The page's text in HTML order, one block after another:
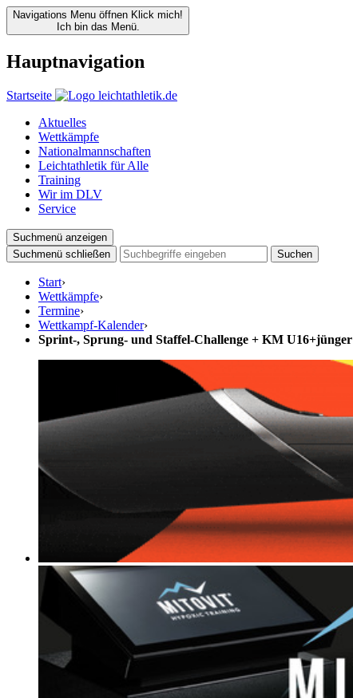
Navigations Menu öffnen Klick mich!
Ich bin das Menü.
Hauptnavigation
Startseite
Aktuelles
Wettkämpfe
Nationalmannschaften
Leichtathletik für Alle
Training
Wir im DLV
Service
Suchmenü anzeigen
Suchmenü schließen
Suchen
Start›
Wettkämpfe›
Termine›
Wettkampf-Kalender›
Sprint-, Sprung- und Staffel-Challenge + KM U16+jünger